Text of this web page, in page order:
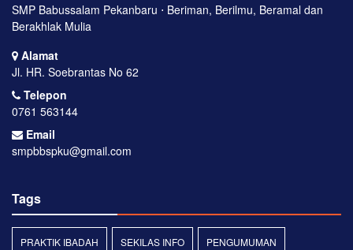
SMP Babussalam Pekanbaru ⋅ Beriman, Berilmu, Beramal dan
Berakhlak Mulia
Alamat
Jl. HR. Soebrantas No 62
Telepon
0761 563144
Email
smpbbspku@gmail.com
Tags
PRAKTIK IBADAH SEKILAS INFO PENGUMUMAN